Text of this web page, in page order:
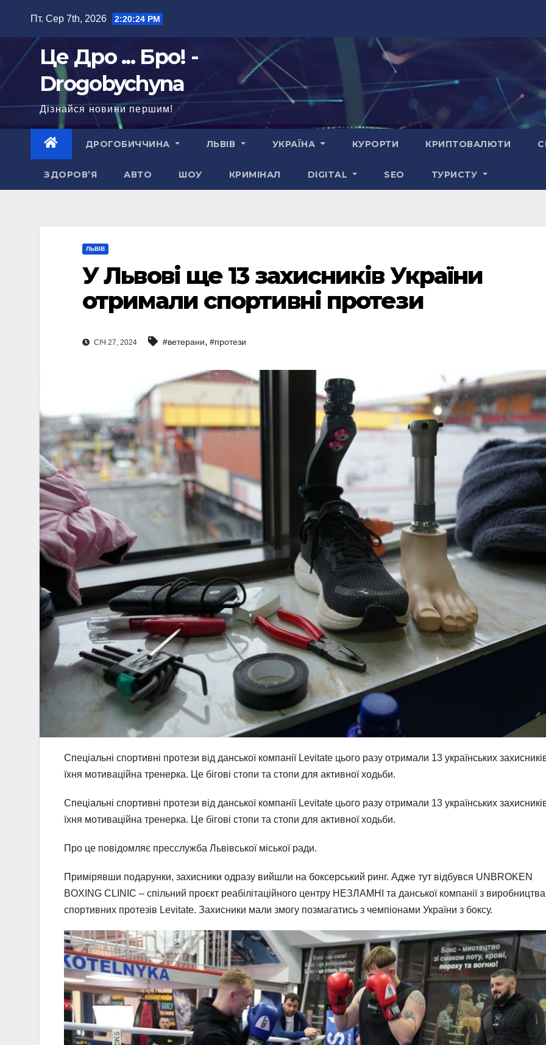
Пт. Сер 7th, 2026 2:20:25 PM
Це Дро ... Бро! -
Drogobychyna
Дізнайся новини першим!
ДРОГОБИЧЧИНА ЛЬВІВ УКРАЇНА КУРОРТИ КРИПТОВАЛЮТИ
ЗДОРОВ’Я АВТО ШОУ КРИМІНАЛ DIGITAL SEO ТУРИСТУ
ЛЬВІВ
У Львові ще 13 захисників України
отримали спортивні протези
СІЧ 27, 2024 #ветерани, #протези
Спеціальні спортивні протези від данської компанії Levitate цього разу отримали 13 українських
їхня мотиваційна тренерка. Це бігові стопи та стопи для активної ходьби.
Спеціальні спортивні протези від данської компанії Levitate цього разу отримали 13 українських
їхня мотиваційна тренерка. Це бігові стопи та стопи для активної ходьби.
Про це повідомляє пресслужба Львівської міської ради.
Примірявши подарунки, захисники одразу вийшли на боксерський ринг. Адже тут відбувся UNBROKEN
BOXING CLINIC – спільний проєкт реабілітаційного центру НЕЗЛАМНІ та данської компанії з виробництва
спортивних протезів Levitate. Захисники мали змогу позмагатись з чемпіонами України з боксу.